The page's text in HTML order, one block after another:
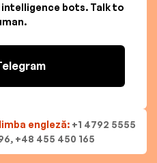
bots. Talk to
engleză: +1 4792 5555
+48 455 450 165